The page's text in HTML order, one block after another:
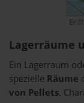
Lagerräume
Ein Lagerraum
spezielle Räume
von Pellets.